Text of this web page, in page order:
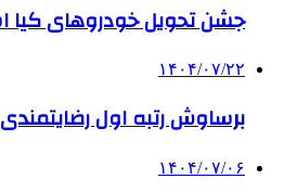
جشن تحویل خودروهای کیا
۱۴۰۴/۰۷/۲۲
برساوش رتبه اول
۱۴۰۴/۰۷/۰۶